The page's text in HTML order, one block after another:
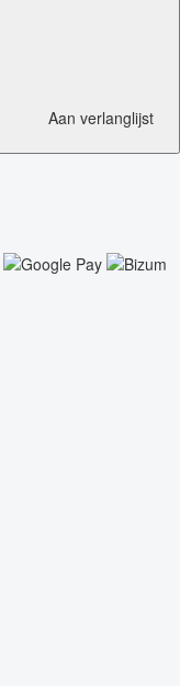
Aan verlanglijst